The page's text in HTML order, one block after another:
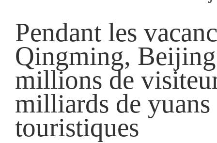
Pendant les
Qingming,
millions de
milliards de yuans
touristiques